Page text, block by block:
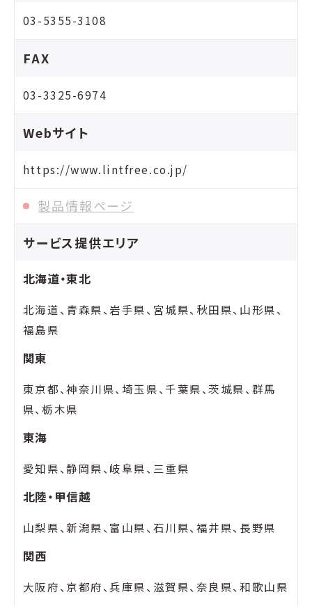
03-5355-3108
FAX
03-3325-6974
Webサイト
https://www.lintfree.co.jp/
製品情報ページ
サービス提供エリア
北海道・東北
北海道、青森県、岩手県、宮城県、秋田県、山形県、
福島県
関東
東京都、神奈川県、埼玉県、千葉県、茨城県、群馬
県、栃木県
東海
愛知県、静岡県、岐阜県、三重県
北陸・甲信越
山梨県、新潟県、富山県、石川県、福井県、長野県
関西
大阪府、京都府、兵庫県、滋賀県、奈良県、和歌山県